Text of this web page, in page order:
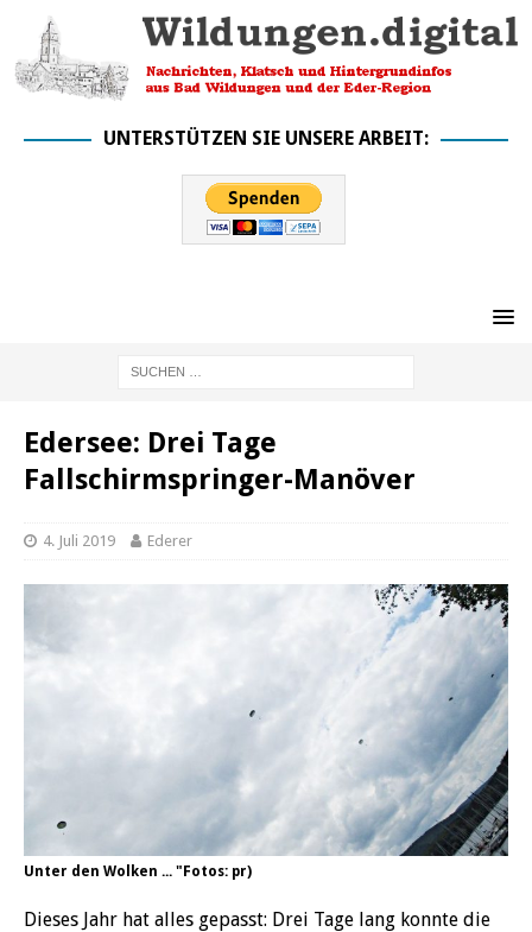
UNTERSTÜTZEN SIE UNSERE ARBEIT:
Edersee: Drei Tage
Fallschirmspringer-Manöver
4. Juli 2019 Ederer
Unter den Wolken ... "Fotos: pr)
Dieses Jahr hat alles gepasst: Drei Tage lang konnte die